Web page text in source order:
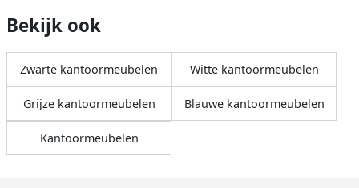
Bekijk ook
Zwarte kantoormeubelen Witte kantoormeubelen
Grijze kantoormeubelen Blauwe kantoormeubelen
Kantoormeubelen